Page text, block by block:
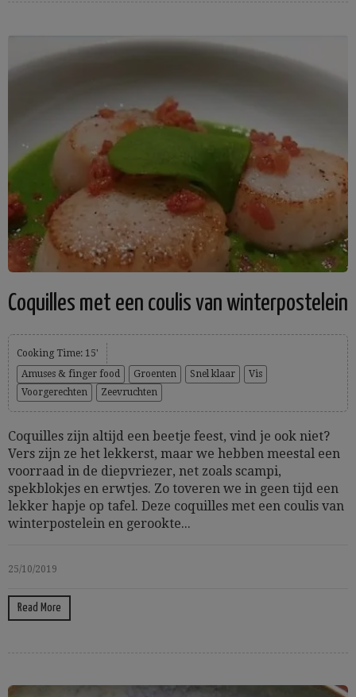
Coquilles met een coulis van winterpostelein
Cooking Time: 15'
Amuses & finger food
Groenten Snel klaar
Vis
Voorgerechten
Zeevruchten
Coquilles zijn altijd een beetje feest, vind je ook niet?
Vers zijn ze het lekkerst, maar we hebben meestal een
voorraad in de diepvriezer, net zoals scampi,
spekblokjes en erwtjes. Zo toveren we in geen tijd een
lekker hapje op tafel. Deze coquilles met een coulis van
winterpostelein en gerookte...
25/10/2019
Read More